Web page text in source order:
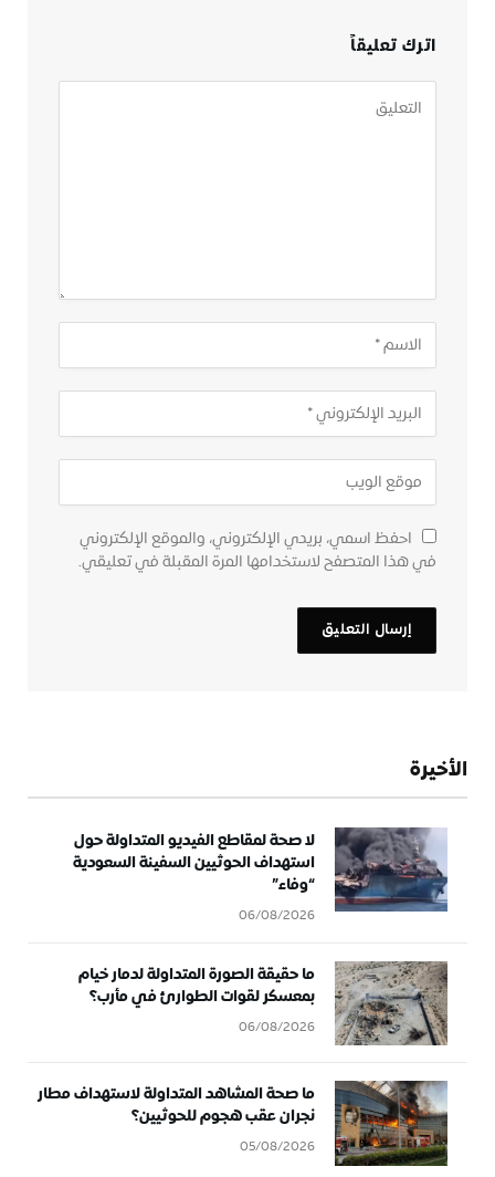
اترك تعليقاً
احفظ اسمي، بريدي الإلكتروني، والموقع الإلكتروني
في هذا المتصفح لاستخدامها المرة المقبلة في تعليقي.
الأخيرة
لا صحة لمقاطع الفيديو المتداولة حول
استهداف الحوثيين السفينة السعودية
“وفاء”
06/08/2026
ما حقيقة الصورة المتداولة لدمار خيام
بمعسكر لقوات الطوارئ في مأرب؟
06/08/2026
ما صحة المشاهد المتداولة لاستهداف مطار
نجران عقب هجوم للحوثيين؟
05/08/2026